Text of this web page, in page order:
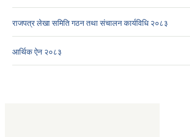
राजपत्र लेखा समिति गठन तथा संचालन कार्यविधि २०८३
आर्थिक ऐन २०८३